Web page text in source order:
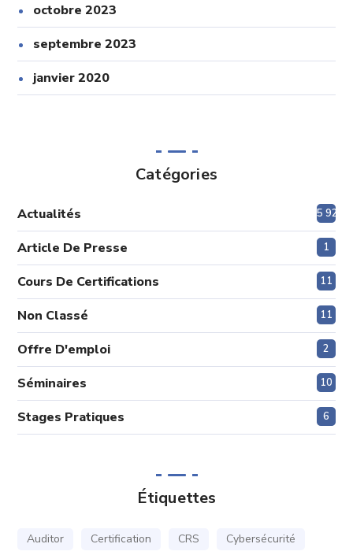
octobre 2023
septembre 2023
janvier 2020
Catégories
Actualités 5 920
Article De Presse 1
Cours De Certifications 11
Non Classé 11
Offre D'emploi 2
Séminaires 10
Stages Pratiques 6
Étiquettes
Auditor Certification CRS
Cybersécurité